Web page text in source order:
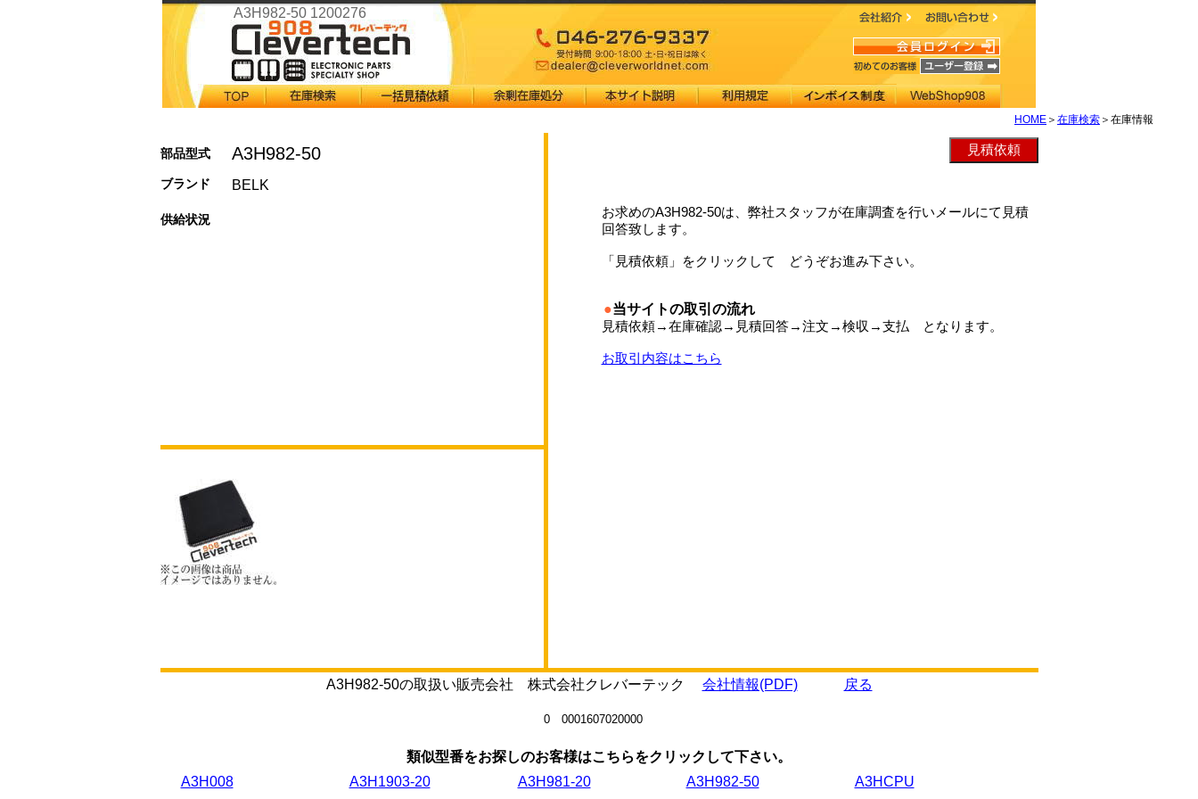
A3H982-50 1200276
HOME ＞ 在庫検索 ＞在庫情報
部品型式 A3H982-50
ブランド BELK
供給状況
お求めのA3H982-50は、弊社スタッフが在庫調査を行いメールにて見積
回答致します。
「見積依頼」をクリックして どうぞお進み下さい。
●当サイトの取引の流れ
見積依頼→在庫確認→見積回答→注文→検収→支払 となります。
お取引内容はこちら
A3H982-50の取扱い販売会社 株式会社クレバーテック 会社情報(PDF) 戻る
0 0001607020000
類似型番をお探しのお客様はこちらをクリックして下さい。
A3H008
A3H1903-20 A3H981-20 A3H982-50 A3HCPU